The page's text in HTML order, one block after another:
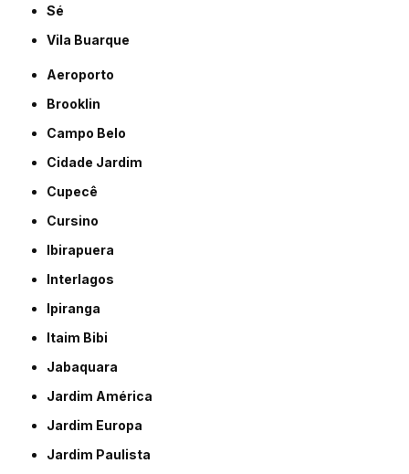
Sé
Vila Buarque
Aeroporto
Brooklin
Campo Belo
Cidade Jardim
Cupecê
Cursino
Ibirapuera
Interlagos
Ipiranga
Itaim Bibi
Jabaquara
Jardim América
Jardim Europa
Jardim Paulista